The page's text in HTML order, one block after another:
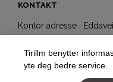
KONTAKT
Kontor adresse :
Hegdehaugsveien 5b
0352 Oslo
Tirillm benytter
yte deg bedre service.